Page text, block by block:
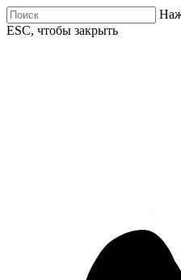
ESC, чтобы закрыть